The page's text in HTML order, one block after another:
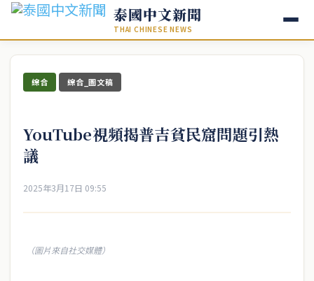
泰國中文新聞
THAI CHINESE NEWS
綜合 綜合_圖文稿
YouTube視頻揭普吉貧民窟問題引熱
議
2025年3月17日 09:55
（圖片來自社交媒體）